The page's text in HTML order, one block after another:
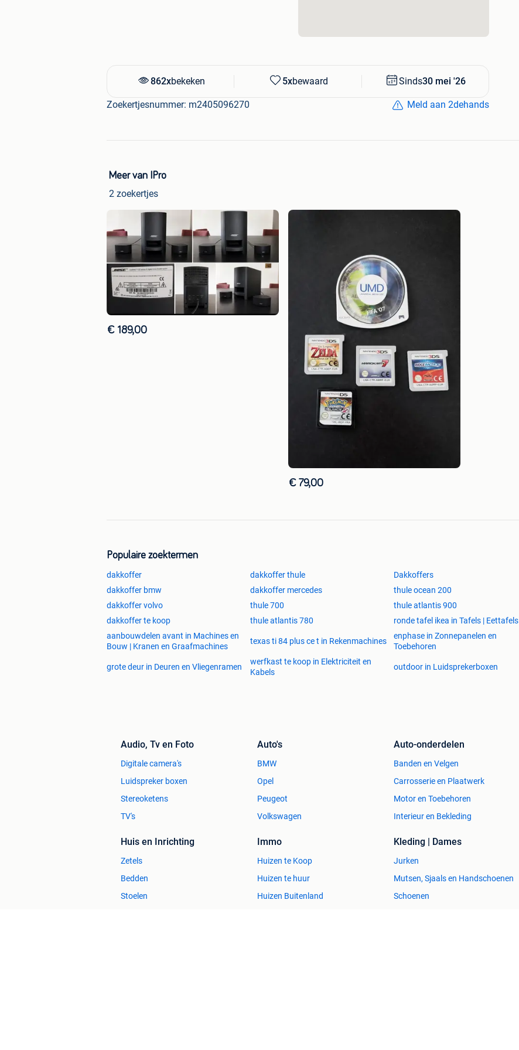
Grez-Doiceau, België (1390)
862xbekeken 5xbewaard Sinds30 mei '26
Zoekertjesnummer: m2405096270 Meld aan 2dehands
Meer van IPro
2 zoekertjes
€ 189,00
€ 79,00
Populaire zoektermen
dakkoffer dakkoffer thule Dakkoffers
dakkoffer bmw
dakkoffer mercedes thule ocean 200
dakkoffer volvo
thule 700 thule atlantis 900
dakkoffer te koop
thule atlantis 780 ronde tafel ikea in Tafels | Eettafels
aanbouwdelen avant in Machines en
Bouw | Kranen en Graafmachines
texas ti 84 plus ce t in Rekenmachines
enphase in Zonnepanelen en
Toebehoren
grote deur in Deuren en Vliegenramen
werfkast te koop in Elektriciteit en
Kabels
outdoor in Luidsprekerboxen
Audio, Tv en Foto
Digitale camera's
Luidspreker boxen
Stereoketens
TV's
Auto's
BMW
Opel
Peugeot
Volkswagen
Auto-onderdelen
Banden en Velgen
Carrosserie en Plaatwerk
Motor en Toebehoren
Interieur en Bekleding
Huis en Inrichting
Zetels
Bedden
Stoelen
Immo
Huizen te Koop
Huizen te huur
Huizen Buitenland
Kleding | Dames
Jurken
Mutsen, Sjaals en Handschoenen
Schoenen